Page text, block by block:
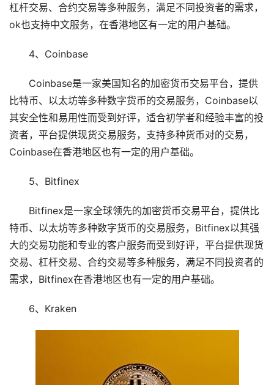
杠杆交易、合约交易等多种服务，满足不同投资者的需求，
ok也支持中文服务，在香港地区有一定的用户基础。
4、Coinbase
Coinbase是一家美国知名的加密货币交易平台，提供
比特币、以太坊等多种数字货币的交易服务，Coinbase以
其安全性和易用性而受到好评，适合初学者和经验丰富的投
资者，平台提供现货交易服务，支持多种货币对的交易，
Coinbase在香港地区也有一定的用户基础。
5、Bitfinex
Bitfinex是一家全球领先的加密货币交易平台，提供比
特币、以太坊等多种数字货币的交易服务，Bitfinex以其强
大的交易功能和专业的客户服务而受到好评，平台提供现货
交易、杠杆交易、合约交易等多种服务，满足不同投资者的
需求，Bitfinex在香港地区也有一定的用户基础。
6、Kraken